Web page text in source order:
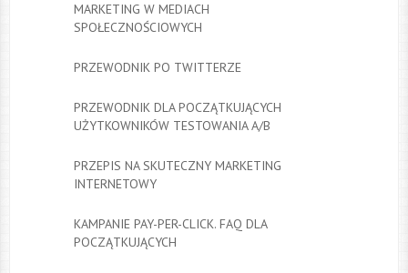
MARKETING W MEDIACH
SPOŁECZNOŚCIOWYCH
PRZEWODNIK PO TWITTERZE
PRZEWODNIK DLA POCZĄTKUJĄCYCH
UŻYTKOWNIKÓW TESTOWANIA A/B
PRZEPIS NA SKUTECZNY MARKETING
INTERNETOWY
KAMPANIE PAY-PER-CLICK. FAQ DLA
POCZĄTKUJĄCYCH